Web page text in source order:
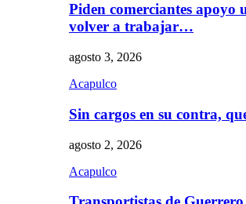
Piden comerciantes apoyo
volver a trabajar…
agosto 3, 2026
Acapulco
Sin cargos en su contra,
agosto 2, 2026
Acapulco